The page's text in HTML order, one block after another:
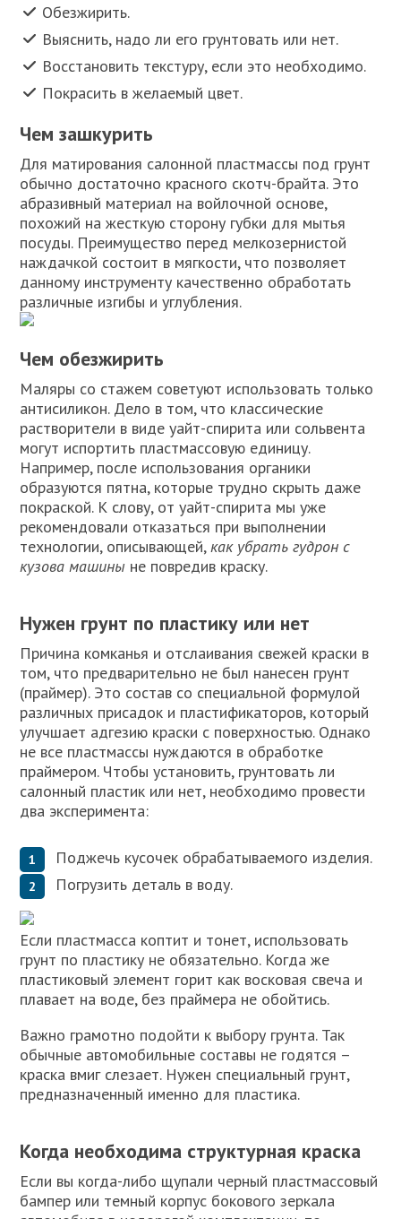
Обезжирить.
Выяснить, надо ли его грунтовать или нет.
Восстановить текстуру, если это необходимо.
Покрасить в желаемый цвет.
Чем зашкурить
Для матирования салонной пластмассы под грунт
обычно достаточно красного скотч-брайта. Это
абразивный материал на войлочной основе,
похожий на жесткую сторону губки для мытья
посуды. Преимущество перед мелкозернистой
наждачкой состоит в мягкости, что позволяет
данному инструменту качественно обработать
различные изгибы и углубления.
Чем обезжирить
Маляры со стажем советуют использовать только
антисиликон. Дело в том, что классические
растворители в виде уайт-спирита или сольвента
могут испортить пластмассовую единицу.
Например, после использования органики
образуются пятна, которые трудно скрыть даже
покраской. К слову, от уайт-спирита мы уже
рекомендовали отказаться при выполнении
технологии, описывающей, как убрать гудрон с
кузова машины не повредив краску.
Нужен грунт по пластику или нет
Причина комканья и отслаивания свежей краски в
том, что предварительно не был нанесен грунт
(праймер). Это состав со специальной формулой
различных присадок и пластификаторов, который
улучшает адгезию краски с поверхностью. Однако
не все пластмассы нуждаются в обработке
праймером. Чтобы установить, грунтовать ли
салонный пластик или нет, необходимо провести
два эксперимента:
Поджечь кусочек обрабатываемого изделия.
Погрузить деталь в воду.
Если пластмасса коптит и тонет, использовать
грунт по пластику не обязательно. Когда же
пластиковый элемент горит как восковая свеча и
плавает на воде, без праймера не обойтись.
Важно грамотно подойти к выбору грунта. Так
обычные автомобильные составы не годятся –
краска вмиг слезает. Нужен специальный грунт,
предназначенный именно для пластика.
Когда необходима структурная краска
Если вы когда-либо щупали черный пластмассовый
бампер или темный корпус бокового зеркала